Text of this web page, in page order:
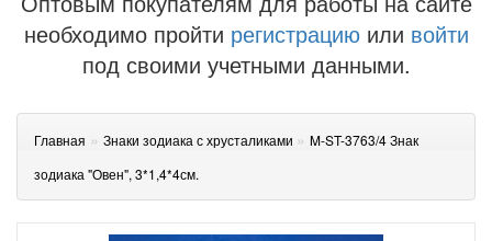
необходимо пройти регистрациюили войти
под своими учетными данными.
Главная » Знаки зодиака с хрусталиками » M-ST-3763/4 Знак
зодиака "Овен", 3*1,4*4см.